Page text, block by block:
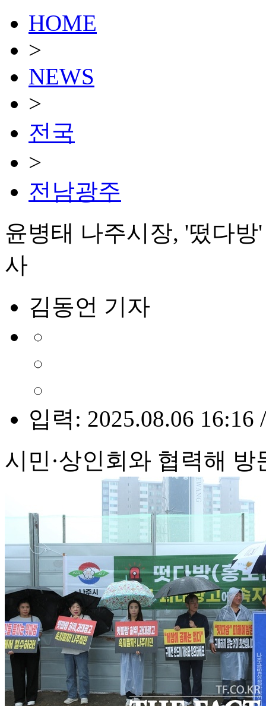
HOME
>
NEWS
>
전국
>
전남광주
윤병태 나주시장, '떴다
사
김동언 기자
입력: 2025.08.06 16:16
시민·상인회와 협력해